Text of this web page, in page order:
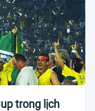
trong lịch